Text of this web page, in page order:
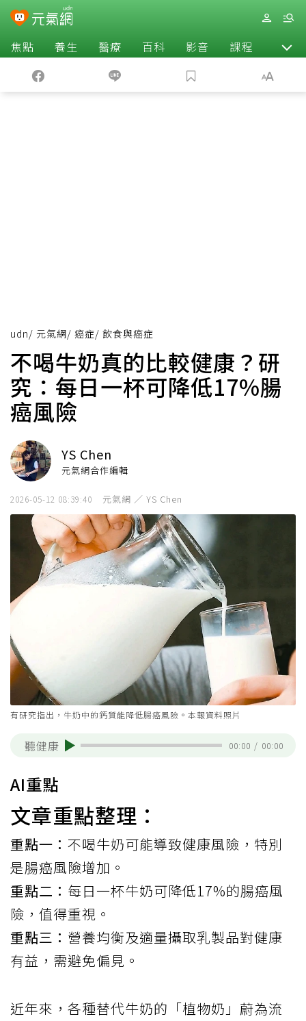
焦點 養生 醫療 百科 影音 課程 退休
udn/ 元氣網/ 癌症/ 飲食與癌症
不喝牛奶真的比較健康？研
究：每日一杯可降低17%腸
癌風險
YS Chen
元氣網合作編輯
2026-05-12 08:39:40 元氣網 ／ YS Chen
有研究指出，牛奶中的鈣質能降低腸癌風險。本報資料照片
聽健康 00:00 / 00:00
AI重點
文章重點整理：
重點一： 不喝牛奶可能導致健康風險，特別
是腸癌風險增加。
重點二： 每日一杯牛奶可降低17%的腸癌風
險，值得重視。
重點三： 營養均衡及適量攝取乳製品對健康
有益，需避免偏見。
近年來，各種替代牛奶的「植物奶」蔚為流